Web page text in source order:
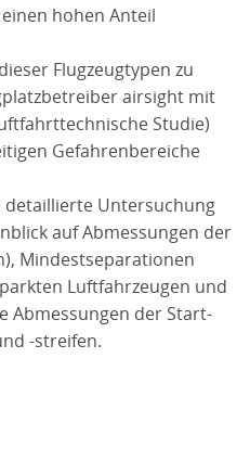
hohen Anteil
Flugzeugtypen zu
airsight mit
Studie)
Gefahrenbereiche
detaillierte Untersuchung
auf Abmessungen der
Mindestseparationen
Luftfahrzeugen und
Abmessungen der Start-
-streifen.